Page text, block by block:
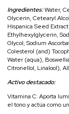
Ingredientes:Water,
Glycerin, Cetearyl
Hispanica Seed
Ethylhexylglycerin,
Glycol, Sodium
Colesterol (and)
Water (aqua),
Citronellol, Linalool),
Activo destacado:
Vitamina C: Aporta
el tono y actúa como